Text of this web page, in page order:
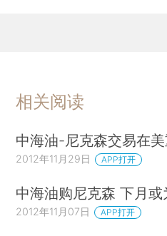
相关阅读
中海油-尼克森交易在
2012年11月29日 APP打开
中海油购尼克森 下月或
2012年11月07日 APP打开